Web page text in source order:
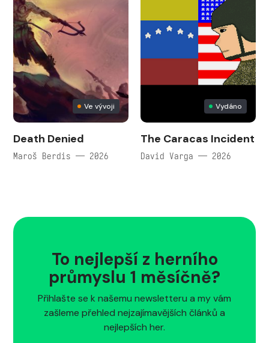
Ve vývoji
Death Denied
Maroš Berdis — 2026
Vydáno
The Caracas Incident
David Varga — 2026
To nejlepší z herního
průmyslu 1 měsíčně?
Přihlašte se k našemu newsletteru a my vám
zašleme přehled nejzajímavějších článků a
nejlepších her.